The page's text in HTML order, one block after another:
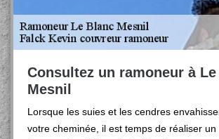
Consultez un ramoneur à
Mesnil
Lorsque les suies et les cendres
votre cheminée, il est temps de réaliser un